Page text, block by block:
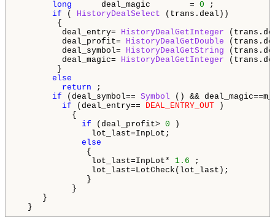
long deal_magic        = 0 ;
if ( HistoryDealSelect (trans.deal))
{
deal_entry= HistoryDealGetInteger
deal_profit= HistoryDealGetDouble
deal_symbol= HistoryDealGetString
deal_magic= HistoryDealGetInteger
}
else
return ;
if (deal_symbol== Symbol () &&
if (deal_entry== DEAL_ENTRY_OUT )
{
if (deal_profit> 0 )
lot_last=InpLot;
else
{
lot_last=InpLot* 1.6 ;
lot_last=LotCheck(lot_last);
}
}
}
}